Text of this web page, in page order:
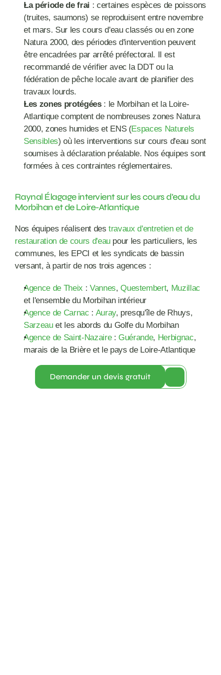
La période de frai : certaines espèces de poissons
(truites, saumons) se reproduisent entre novembre
et mars. Sur les cours d'eau classés ou en zone
Natura 2000, des périodes d'intervention peuvent
être encadrées par arrêté préfectoral. Il est
recommandé de vérifier avec la DDT ou la
fédération de pêche locale avant de planifier des
travaux lourds.
Les zones protégées : le Morbihan et la Loire-
Atlantique comptent de nombreuses zones Natura
2000, zones humides et ENS (Espaces Naturels
Sensibles) où les interventions sur cours d'eau sont
soumises à déclaration préalable. Nos équipes sont
formées à ces contraintes réglementaires.
Raynal Élagage intervient sur les cours d'eau du
Morbihan et de Loire-Atlantique
Nos équipes réalisent des travaux d'entretien et de
restauration de cours d'eau pour les particuliers, les
communes, les EPCI et les syndicats de bassin
versant, à partir de nos trois agences :
Agence de Theix : Vannes, Questembert, Muzillac
et l'ensemble du Morbihan intérieur
Agence de Carnac : Auray
Sarzeau et les abords du Golfe du Morbihan
Agence de Saint-Nazaire : Guérande, Herbignac,
marais de la Brière et le pays de Loire-Atlantique
Demander un devis gratuit